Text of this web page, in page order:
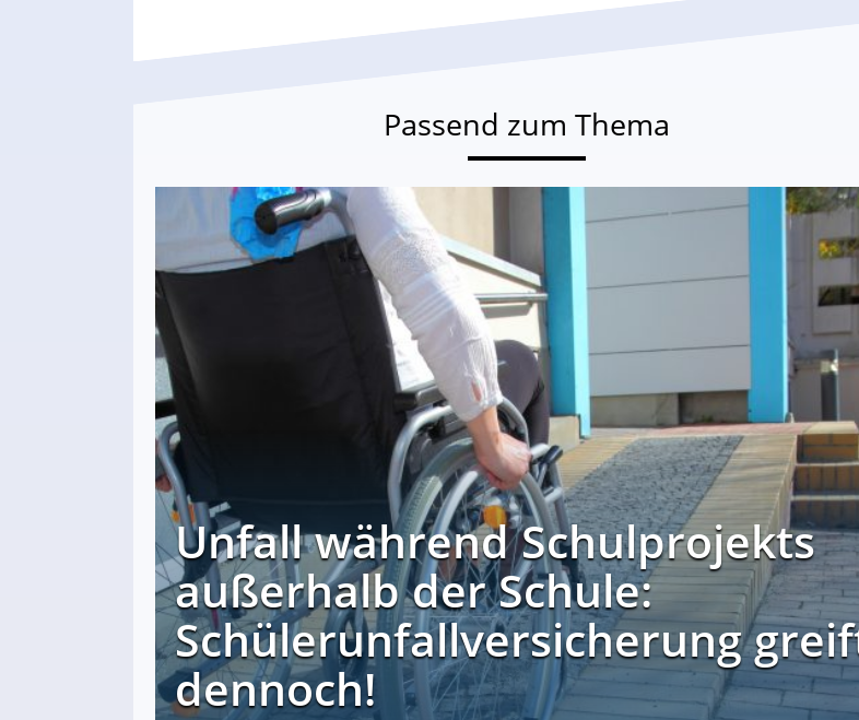
Passend zum Thema
Unfall während Schulprojekts
außerhalb der Schule:
Schülerunfallversicherung
dennoch!
Heimarbeit ohne PC: Die besten
Arbeitslosengeld: Wofür
Erschreckend: Asylbewerber